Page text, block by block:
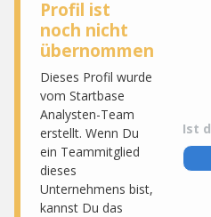
Profil ist
noch nicht
übernommen
Dieses Profil wurde
vom Startbase
Analysten-Team
erstellt. Wenn Du
ein Teammitglied
dieses
Unternehmens bist,
kannst Du das
Ist